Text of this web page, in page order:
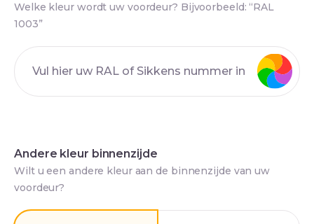
Welke kleur wordt uw voordeur? Bijvoorbeeld: “RAL
1003”
Andere kleur binnenzijde
Wilt u een andere kleur aan de binnenzijde van uw
voordeur?